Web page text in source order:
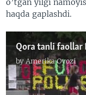
haqda gaplashdi.
byAmerika Ovozi
No media